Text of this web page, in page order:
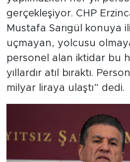
gerçekleşiyor. CHP
Mustafa Sarıgül konuya
uçmayan, yolcusu
personel alan iktidar bu
yıllardır atıl bıraktı.
milyar liraya ulaştı” dedi.
TARİHTEN GÜNÜMÜZE
TARİH
KADIN
SAĞLIK
MEDYA KÖŞESİ